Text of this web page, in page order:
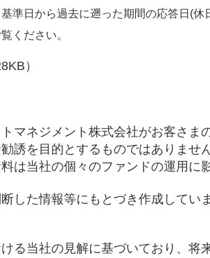
準日から過去に遡った期間の応答日(休
ください。
）
マネジメント株式会社がお客さま
誘を目的とするものではありませ
は当社の個々のファンドの運用に
した情報等にもとづき作成してい
る当社の見解に基づいており、将